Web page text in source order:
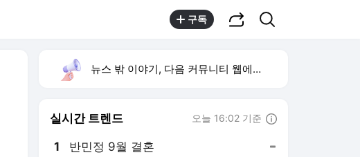
구독
뉴스 밖 이야기, 다음 커뮤니티 웹에서 보기
실시간 트렌드 오늘 16:02 기준
1 반민정 9월 결혼